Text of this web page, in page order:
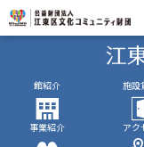
館紹介 施設
事業紹介 アク